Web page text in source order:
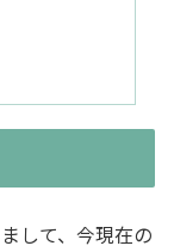
して、今現在の